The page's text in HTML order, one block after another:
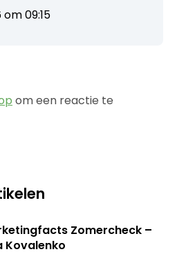
09:15
om een reactie te
Zomercheck –
Kovalenko